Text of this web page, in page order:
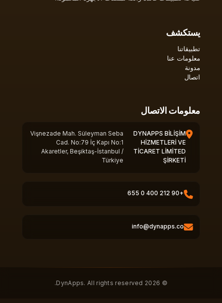
يستكشف
تطبيقاتنا
معلومات عنا
مدونة
اتصال
معلومات الاتصال
DYNAPPS BİLİŞİM
HİZMETLERİ VE
TİCARET LİMİTED
ŞİRKETİ
Vişnezade Mah. Süleyman Seba
Cad. No:79 İç Kapı No:1
Akaretler, Beşiktaş-İstanbul /
Türkiye
+90 212 400 0 655
info@dynapps.co
© 2026 DynApps. All rights reserved.